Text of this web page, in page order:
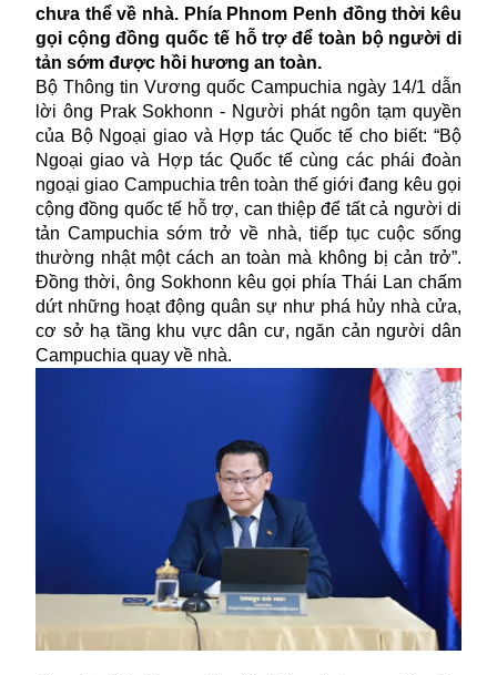
chưa thể về nhà. Phía Phnom Penh đồng thời kêu
gọi cộng đồng quốc tế hỗ trợ để toàn bộ người di
tản sớm được hồi hương an toàn.
Bộ Thông tin Vương quốc Campuchia ngày 14/1 dẫn
lời ông Prak Sokhonn - Người phát ngôn tạm quyền
của Bộ Ngoại giao và Hợp tác Quốc tế cho biết: “Bộ
Ngoại giao và Hợp tác Quốc tế cùng các phái đoàn
ngoại giao Campuchia trên toàn thế giới đang kêu gọi
cộng đồng quốc tế hỗ trợ, can thiệp để tất cả người di
tản Campuchia sớm trở về nhà, tiếp tục cuộc sống
thường nhật một cách an toàn mà không bị cản trở”.
Đồng thời, ông Sokhonn kêu gọi phía Thái Lan chấm
dứt những hoạt động quân sự như phá hủy nhà cửa,
cơ sở hạ tầng khu vực dân cư, ngăn cản người dân
Campuchia quay về nhà.